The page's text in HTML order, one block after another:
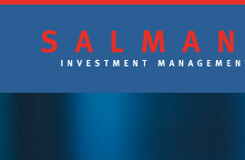
Inhalt
springen